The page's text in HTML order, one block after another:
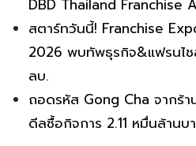
DBD Thailand Franchise
สตาร์ทวันนี้! Franchise
2026 พบทัพธุรกิจ&แฟรนไ
ลบ.
ถอดรหัส Gong Cha จากร้
ดีลซื้อกิจการ 2.11 หมื่นล้านบ